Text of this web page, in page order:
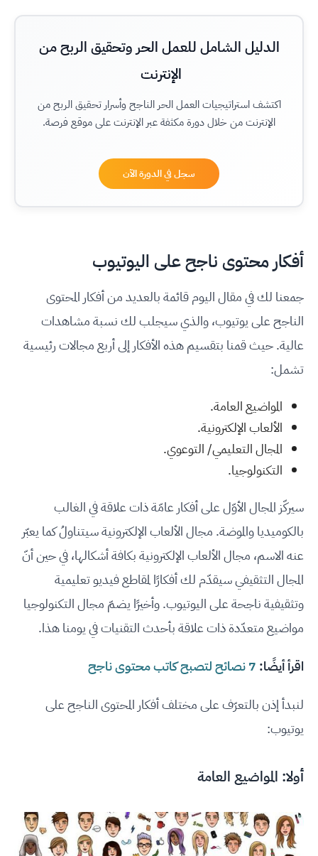
الدليل الشامل للعمل الحر وتحقيق الربح من
الإنترنت
اكتشف استراتيجيات العمل الحر الناجح وأسرار تحقيق الربح من
الإنترنت من خلال دورة مكثفة عبر الإنترنت على موقع فرصة.
سجل في الدورة الآن
أفكار محتوى ناجح على اليوتيوب
جمعنا لك في مقال اليوم قائمة بالعديد من أفكار المحتوى
الناجح على يوتيوب، والذي سيجلب لك نسبة مشاهدات
عالية. حيث قمنا بتقسيم هذه الأفكار إلى أربع مجالات رئيسية
تشمل:
المواضيع العامة.
الألعاب الإلكترونية.
المجال التعليمي/ التوعوي.
التكنولوجيا.
سيركّز المجال الأوّل على أفكار عامّة ذات علاقة في الغالب
بالكوميديا والموضة. مجال الألعاب الإلكترونية سيتناولُ كما يعبّر
عنه الاسم، مجال الألعاب الإلكترونية بكافة أشكالها، في حين أنّ
المجال التثقيفي سيقدّم لك أفكارًا لمقاطع فيديو تعليمية
وتثقيفية ناجحة على اليوتيوب. وأخيرًا يضمّ مجال التكنولوجيا
مواضيع متعدّدة ذات علاقة بأحدث التقنيات في يومنا هذا.
اقرأ أيضًا: 7 نصائح لتصبح كاتب محتوى ناجح
لنبدأ إذن بالتعرّف على مختلف أفكار المحتوى الناجح على
يوتيوب:
أولا: المواضيع العامة